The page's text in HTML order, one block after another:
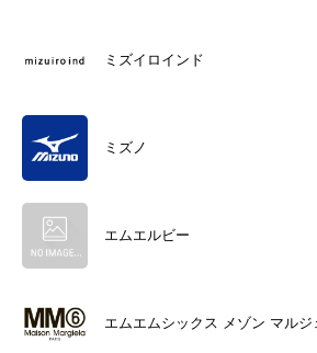
ミズイロインド
ミズノ
エムエルビー
エムエムシックス メゾン マルジ